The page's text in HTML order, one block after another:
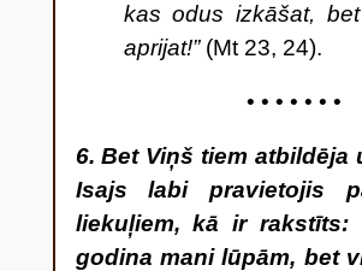
kas odus izkāšat,
aprijat!” (Mt 23, 24).
• • • • • • •
6. Bet Viņš tiem atbildēja
Isajs labi pravietojis
liekuļiem, kā ir rakstīts:
godina mani lūpām, bet